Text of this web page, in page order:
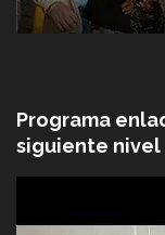
Programa
siguiente nivel